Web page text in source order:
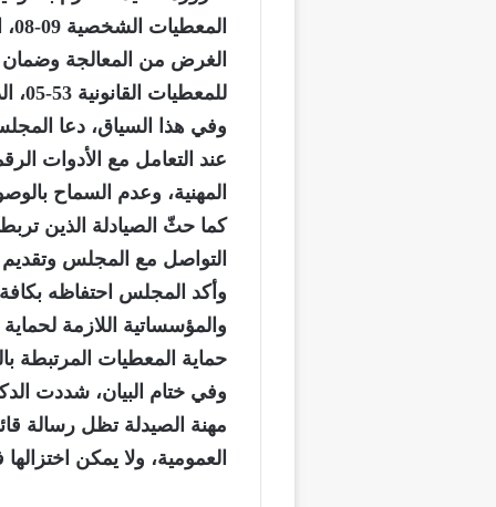
الغرض من المعالجة وضمان
للمعطيات القانونية 53-05، الذي يفرض الشفافية وأمن المعاملات الرقمية.
وفي هذا السياق، دعا
عند التعامل مع الأدوات
المهنية، وعدم السماح
كما حثّ الصيادلة الذين
التواصل مع المجلس وتقديم
وأكد المجلس احتفاظه بكافة
والمؤسساتية اللازمة
حماية المعطيات المرتبطة
وفي ختام البيان، شددت
مهنة الصيدلة تظل رسالة
العمومية، ولا يمكن